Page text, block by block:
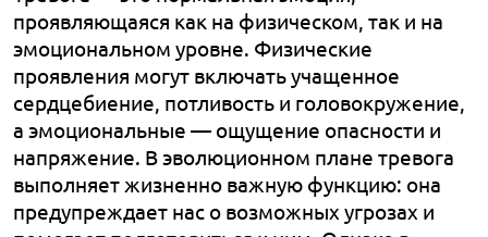
проявляющаяся как на физическом, так и на
эмоциональном уровне. Физические
проявления могут включать учащенное
сердцебиение, потливость и головокружение,
а эмоциональные — ощущение опасности и
напряжение. В эволюционном плане тревога
выполняет жизненно важную функцию: она
предупреждает нас о возможных угрозах и